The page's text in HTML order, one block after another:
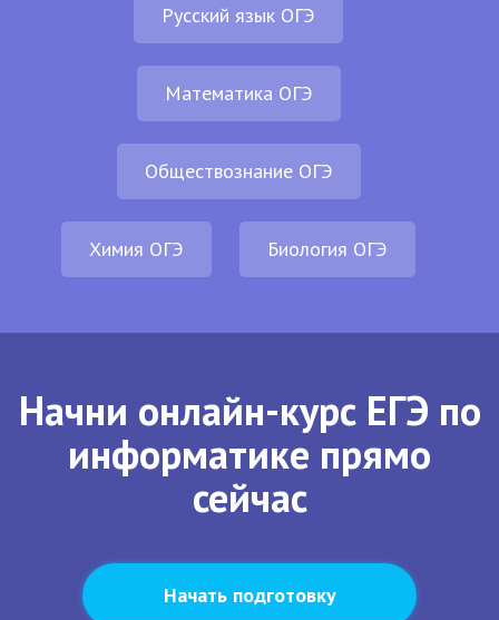
Русский язык ОГЭ
Математика ОГЭ
Обществознание ОГЭ
Химия ОГЭ Биология ОГЭ
Начни онлайн-курс ЕГЭ по
информатике прямо
сейчас
Начать подготовку